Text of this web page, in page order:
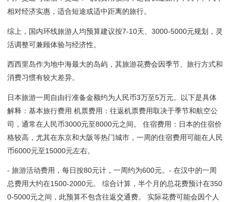
相对经济实惠，适合短途或适中距离的旅行。
综上，国内环线旅游人均预算建议按7-10天、3000-5000元规划，灵
活调整可兼顾体验与经济性。
西西里岛作为地中海最大的岛屿，其旅游花费会因季节、旅行方式和
消费习惯有较大差异。
日本旅游一周自由行准备金额约为人民币3万至5万元。以下是具体
解释：基本旅行费用 机票费用：往返机票费用取决于季节和航空公
司，通常在人民币3000元至8000元之间。 住宿费用：日本的住宿价
格较高，尤其在东京和大阪等热门城市，一周的住宿费用可能在人民
币6000元至15000元左右。
- 旅游活动费用，每日按80元计，一周约为600元。- 在汉中的一周
总费用大约在1500-2000元。 综合计算，半个月的总花费预计在350
0-5000元之间，此预算不包含往返交通费。 实际花费可能会因个人